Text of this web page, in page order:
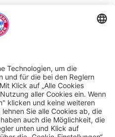
Alle Öffnungszeiten